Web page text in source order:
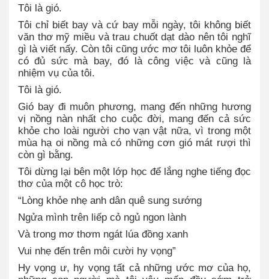
Tôi là gió.
Tôi chỉ biết bay và cứ bay mỗi ngày, tôi không biết
văn thơ mỹ miều và trau chuốt dạt dào nên tôi nghĩ
gì là viết nấy. Còn tôi cũng ước mơ tôi luôn khỏe để
có đủ sức mà bay, đó là công việc và cũng là
nhiệm vụ của tôi.
Tôi là gió.
Gió bay đi muôn phương, mang đến những hương
vị nồng nàn nhất cho cuộc đời, mang đến cả sức
khỏe cho loài người cho vạn vật nữa, vì trong một
mùa hạ oi nồng mà có những cơn gió mát rượi thì
còn gì bằng.
Tôi dừng lại bên một lớp học để lắng nghe tiếng đọc
thơ của một cô học trò:
“Lòng khỏe nhẹ anh dân quê sung sướng
Ngửa mình trên liếp cỏ ngủ ngon lành
Và trong mơ thơm ngát lúa đồng xanh
Vui nhẹ đến trên môi cười hy vọng”
Hy vọng ư, hy vọng tất cả những ước mơ của họ,